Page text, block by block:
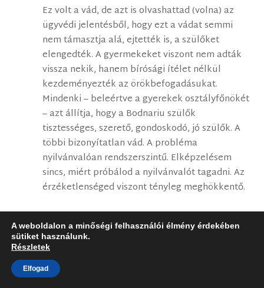
Ez volt a vád, de azt is olvashattad (volna) az
ügyvédi jelentésből, hogy ezt a vádat semmi
nem támasztja alá, ejtették is, a szülőket
elengedték. A gyermekeket viszont nem adták
vissza nekik, hanem bírósági ítélet nélkül
kezdeményezték az örökbefogadásukat.
Mindenki – beleértve a gyerekek osztályfőnökét
– azt állítja, hogy a Bodnariu szülők
tisztességes, szerető, gondoskodó, jó szülők. A
többi bizonyítatlan vád. A probléma
nyilvánvalóan rendszerszintű. Elképzelésem
sincs, miért próbálod a nyilvánvalót tagadni. Az
érzéketlenséged viszont tényleg meghökkentő.
Éva2016. február 4. csütörtök-n 19:45 közelében
László, nem veri a saját ujját és józan ész? MÁS
ujját, egész valóját! Hogy gondolhatsz ilyet
borzalmas háborúk, népirtások után?
A weboldalon a minőségi felhasználói élmény érdekében
sütiket használunk.
Részletek
Elfogad